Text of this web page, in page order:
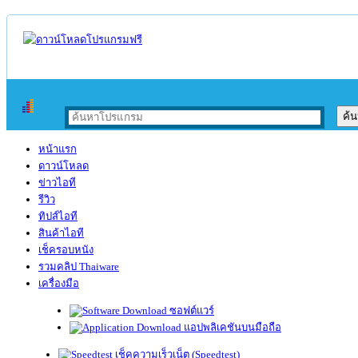
หน้าแรก
ดาวน์โหลด
ข่าวไอที
รีวิว
ทิปส์ไอที
สินค้าไอที
เช็ครอบหนัง
รวมคลิป Thaiware
เครื่องมือ
ซอฟต์แวร์
แอปพลิเคชันบนมือถือ
เช็คความเร็วเน็ต (Speedtest)